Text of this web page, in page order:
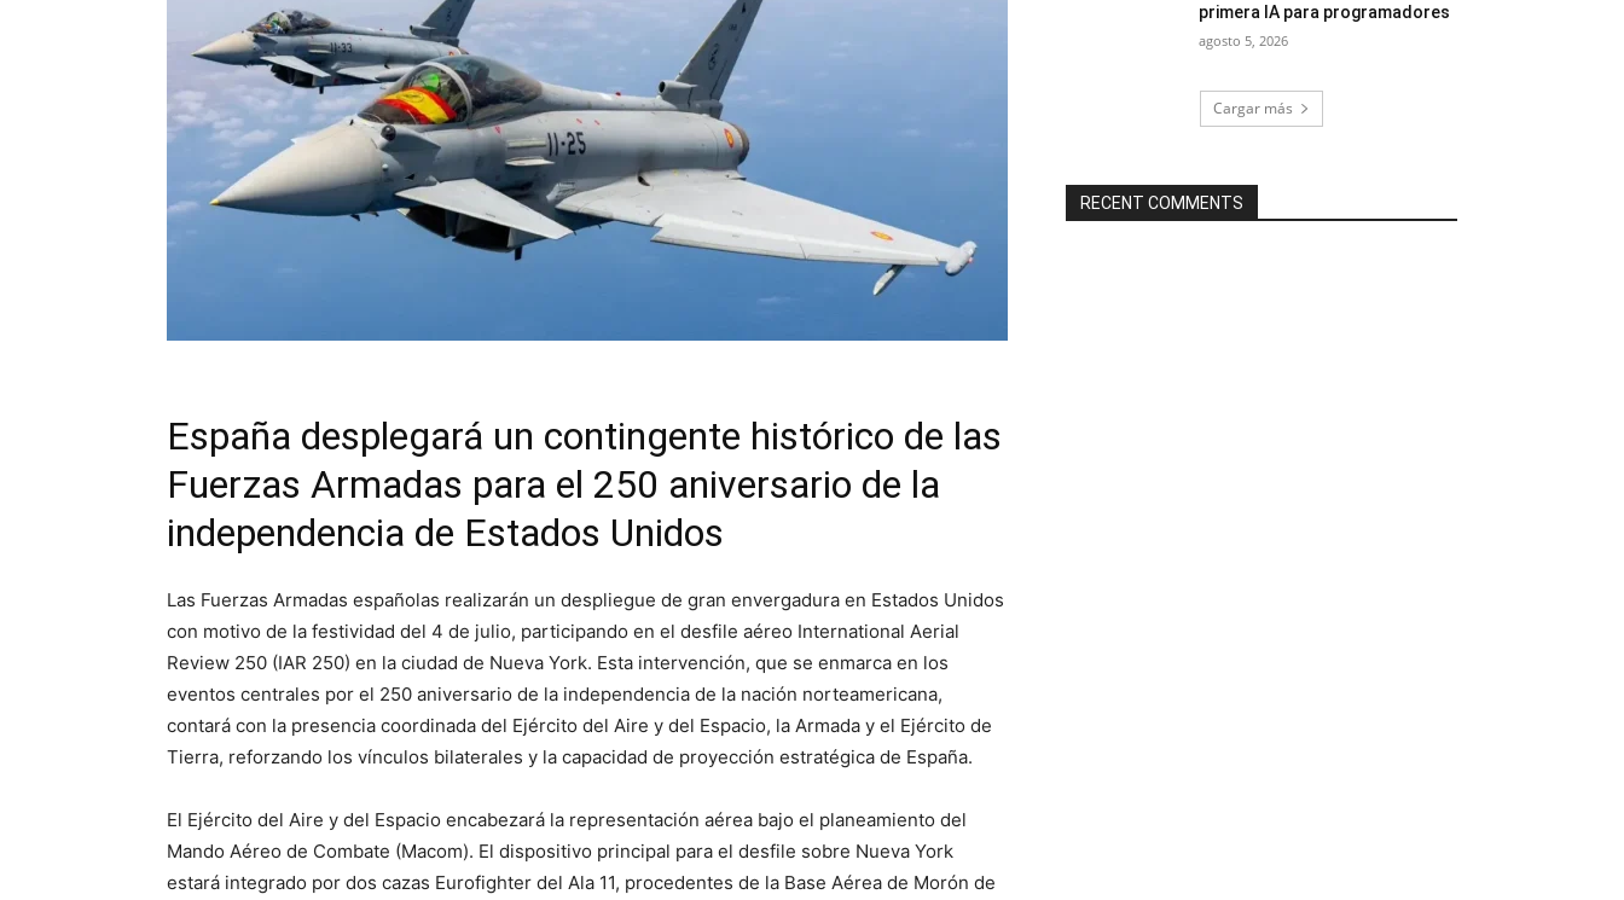
España desplegará un contingente histórico de las
Fuerzas Armadas para el 250 aniversario de la
independencia de Estados Unidos
Las Fuerzas Armadas españolas realizarán un despliegue de gran envergadura en Estados Unidos
con motivo de la festividad del 4 de julio, participando en el desfile aéreo International Aerial
Review 250 (IAR 250) en la ciudad de Nueva York. Esta intervención, que se enmarca en los
eventos centrales por el 250 aniversario de la independencia de la nación norteamericana,
contará con la presencia coordinada del Ejército del Aire y del Espacio, la Armada y el Ejército de
Tierra, reforzando los vínculos bilaterales y la capacidad de proyección estratégica de España.
El Ejército del Aire y del Espacio encabezará la representación aérea bajo el planeamiento del
Mando Aéreo de Combate (Macom). El dispositivo principal para el desfile sobre Nueva York
estará integrado por dos cazas Eurofighter del Ala 11, procedentes de la Base Aérea de Morón de
primera IA para programadores
agosto 5, 2026
Cargar más
RECENT COMMENTS